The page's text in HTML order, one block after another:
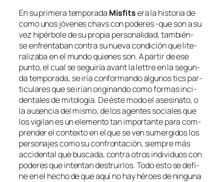
En su pri­me­ra tem­po­ra­da Misfitsera la his­to­ria de
co­mo unos jó­ve­neschavscon po­de­res ‑que son a su
vez hi­pér­bo­le de su pro­pia per­so­na­li­dad, también-
se en­fren­ta­ban con­tra su nue­va con­di­ción que li­te­
ra­li­za­ba en el mun­do quie­nes son. A par­tir de ese
pun­to, el cual se se­gui­ríaavant la let­treen la se­gun­
da tem­po­ra­da, se iría con­for­man­do al­gu­nos tics par­
ti­cu­la­res que se irían ori­gi­nan­do co­mo for­mas in­ci­
den­ta­les de mi­to­lo­gía. De és­te mo­do el ase­si­na­to, o
la au­sen­cia del mis­mo, de los agen­tes so­cia­les que
los vi­gi­lan es un ele­men­to tan im­por­tan­te pa­ra com­
pren­der el con­tex­to en el que se ven su­mer­gi­dos los
per­so­na­jes co­mo su con­fron­ta­ción, siem­pre más
ac­ci­den­tal que bus­ca­da, con­tra otros in­di­vi­duos con
po­de­res que in­ten­tan des­truir­los. Todo es­to se de­fi­
ne en el he­cho de que aquí no hay hé­roes de nin­gu­na